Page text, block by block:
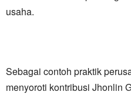
usaha.
Sebagai contoh praktik
menyoroti kontribusi Jhonlin